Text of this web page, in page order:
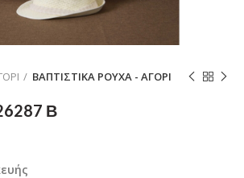
ΒΑΠΤΙΣΤΙΚΑ ΡΟΥΧΑ - ΑΓΟΡΙ
Β